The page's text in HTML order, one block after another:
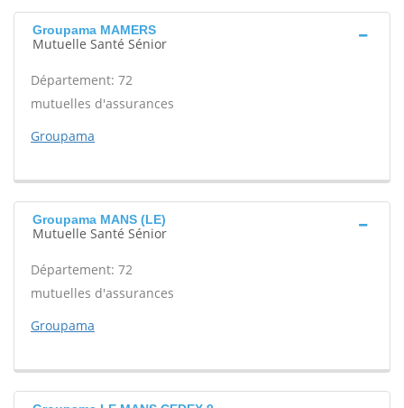
Groupama MAMERS
Mutuelle Santé Sénior
Département: 72
mutuelles d'assurances
Groupama
Groupama MANS (LE)
Mutuelle Santé Sénior
Département: 72
mutuelles d'assurances
Groupama